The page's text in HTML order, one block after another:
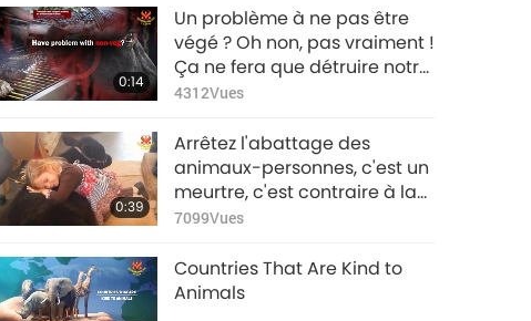
25
2:29
Les animaux sont
des personnes –
25ème partie
4973
26
2:05
Les animaux sont
des personnes –
26ème partie
4967
27
Les animaux sont
des personnes –
y a quelques heures, mais qui
a subi un meurtre brutal pour
que tu manges sa chair ???
Stp, fais des recherches à ce
0:14
Un problème à ne pas être
végé ? Oh non, pas vraiment !
Ça ne fera que détruire notre
monde. Donc, nous n’aurons
4312Vues
0:39
Arrêtez l'abattage des
animaux-personnes, c'est un
meurtre, c'est contraire à la
loi de Dieu – 1ème partie
7099Vues
Countries That Are Kind to
Animals